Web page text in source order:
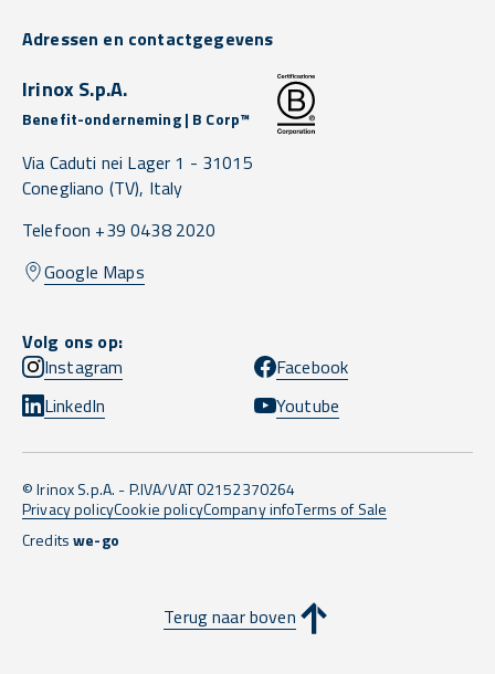
Adressen en contactgegevens
Irinox S.p.A.
Benefit-onderneming | B Corp™
Via Caduti nei Lager 1 - 31015
Conegliano (TV), Italy
Telefoon +39 0438 2020
Google Maps
Volg ons op:
Instagram
Facebook
LinkedIn
Youtube
© Irinox S.p.A. - P.IVA/VAT 02152370264
Privacy policyCookie policyCompany infoTerms of Sale
Creditswe-go
Terug naar boven